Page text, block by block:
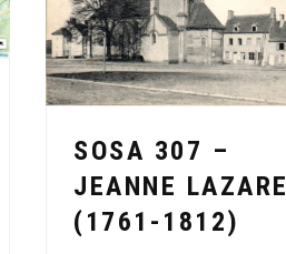
SOSA 307 –
JEANNE LAZARE
(1761-1812)